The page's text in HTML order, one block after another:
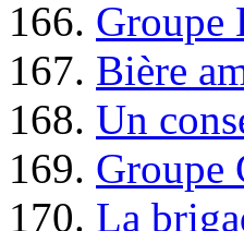
166. Groupe
167. Bière
168. Un
169. Groupe
170. La